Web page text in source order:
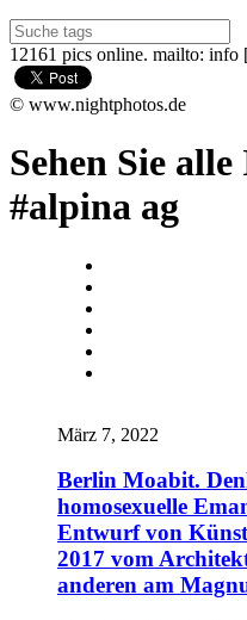
12161 pics online. mailto: info
© www.nightphotos.de
Sehen Sie
#alpina ag
März 7, 2022
Berlin Moabit.
homosexuelle
Entwurf von
2017 vom
anderen am